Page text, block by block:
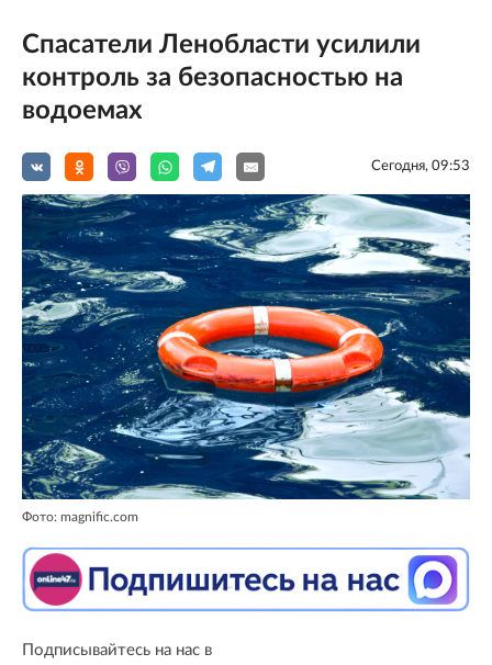
Спасатели Ленобласти усилили
контроль за безопасностью на
водоемах
Сегодня, 09:53
Фото: magnific.com
Подписывайтесь на нас в